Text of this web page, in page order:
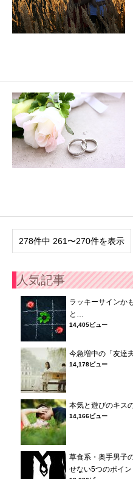
278件中 261〜270件を表示
人気記事
ラッキーサインか
と…
14,405ビュー
今急増中の「友達
14,178ビュー
本気と遊びのキス
14,166ビュー
草食系・奥手男子
せない5つのポイン